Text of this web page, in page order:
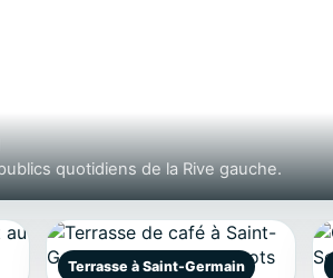
quotidiens de la Rive gauche.
Terrasse à Saint-Germain